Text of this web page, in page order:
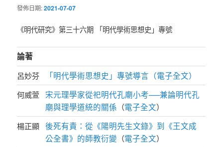
發佈日期:2021-07-07
《明代研究》第三十六期 「明代學術思想史」專號
論著
呂妙芬 「明代學術思想史」專號導言（電子全文）
何威萱
宋元理學家從祀明代孔廟小考──兼論明代孔
廟與理學道統的關係 （電子全文）
楊正顯 後死有責：從《陽明先生文錄》到《王文成
公全書》的師教衍變 （電子全文）